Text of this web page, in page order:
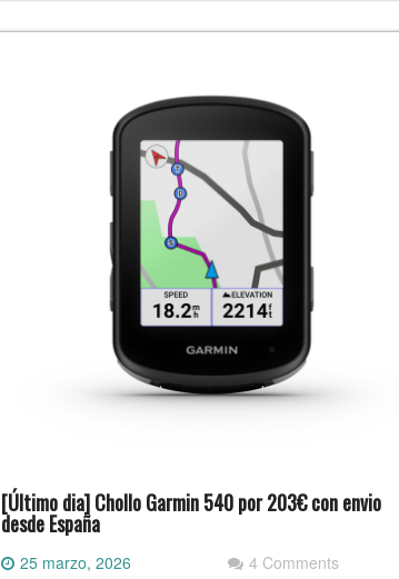
[Último dia] Chollo Garmin 540 por 203€ con envio
desde España
25 marzo, 2026 4 Comments